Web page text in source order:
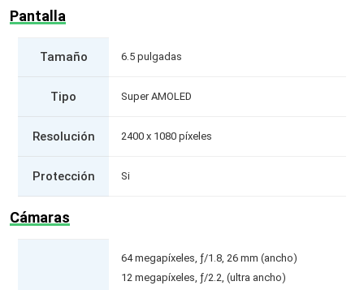
Pantalla
Tamaño 6.5 pulgadas
Tipo Super AMOLED
Resolución 2400 x 1080 píxeles
Protección Si
Cámaras
64 megapíxeles, ƒ/1.8, 26 mm (ancho)
12 megapíxeles, ƒ/2.2, (ultra ancho)